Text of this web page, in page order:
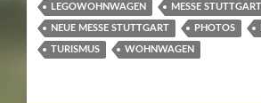
LEGOWOHNWAGEN MESSE STUTTGART
NEUE MESSE STUTTGART PHOTOS
TURISMUS WOHNWAGEN